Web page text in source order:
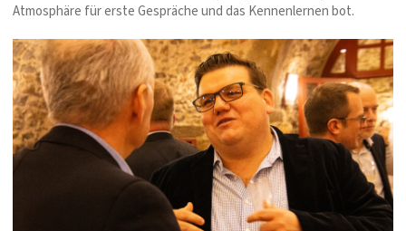
Atmosphäre für erste Gespräche und das Kennenlernen bot.